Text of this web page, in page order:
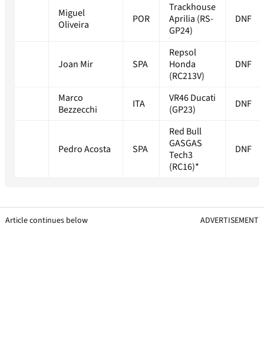
Miguel
Oliveira
POR
Trackhouse
Aprilia (RS-
GP24)
DNF
Joan Mir SPA
Repsol
Honda
(RC213V)
DNF
Marco
Bezzecchi
ITA
VR46 Ducati
(GP23)
DNF
Pedro Acosta SPA
Red Bull
GASGAS
Tech3
(RC16)*
DNF
Article continues below ADVERTISEMENT